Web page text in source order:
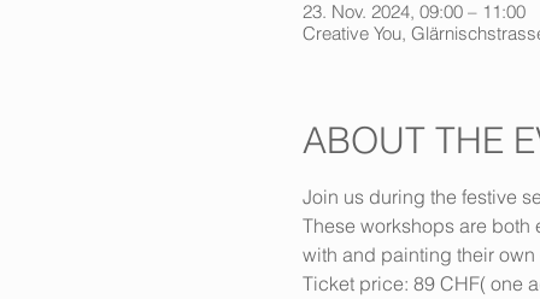
23. Nov. 2024, 09:00 – 11:00
Creative You,
ABOUT THE
Join us during the festive
These workshops are
with and painting their own
Ticket price: 89 CHF( one